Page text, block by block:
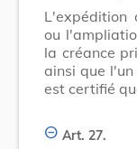
L'expédition
ou
la créance
ainsi que
est certifié
Art. 27.